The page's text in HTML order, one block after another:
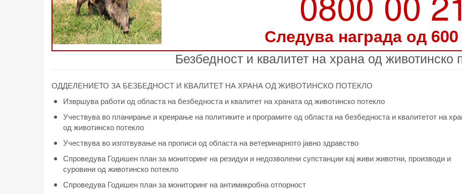
Следува награда од
Безбедност и квалитет на храна од животинско
ОДДЕЛЕНИЕТО ЗА БЕЗБЕДНОСТ И КВАЛИТЕТ НА ХРАНА ОД ЖИВОТИНСКО ПОТЕКЛО
Извршува работи од областа на безбедноста и квалитет на храната од животинско потекло
Учествува во планирање и креирање на политиките и програмите од областа на безбедноста и квалитетот на
од животинско потекло
Учествува во изготвување на прописи од областа на ветеринарното јавно здравство
Спроведува Годишен план за мониторинг на резидуи и недозволени супстанции кај живи животни, производи и
суровини од животинско потекло
Спроведува Годишен план за мониторинг на антимикробна отпорност